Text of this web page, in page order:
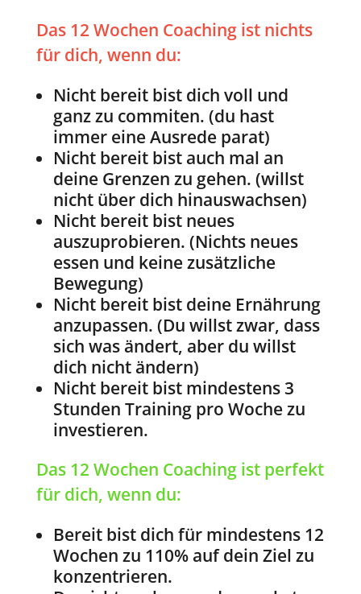
Das 12 Wochen Coaching ist nichts
für dich, wenn du:
Nicht bereit bist dich voll und
ganz zu commiten. (du hast
immer eine Ausrede parat)
Nicht bereit bist auch mal an
deine Grenzen zu gehen. (willst
nicht über dich hinauswachsen)
Nicht bereit bist neues
auszuprobieren. (Nichts neues
essen und keine zusätzliche
Bewegung)
Nicht bereit bist deine Ernährung
anzupassen. (Du willst zwar, dass
sich was ändert, aber du willst
dich nicht ändern)
Nicht bereit bist mindestens 3
Stunden Training pro Woche zu
investieren.
Das 12 Wochen Coaching ist perfekt
für dich, wenn du:
Bereit bist dich für mindestens 12
Wochen zu 110% auf dein Ziel zu
konzentrieren.